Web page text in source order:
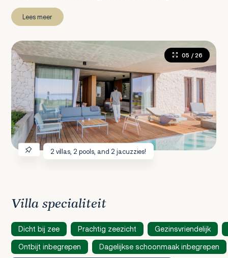
Lees meer
2 villas, 2 pools, and 2 jacuzzies!
05 / 26
Villa specialiteit
Dicht bij zee Prachtig zeezicht Gezinsvriendelijk
Ontbijt inbegrepen Dagelijkse schoonmaak inbegrepen